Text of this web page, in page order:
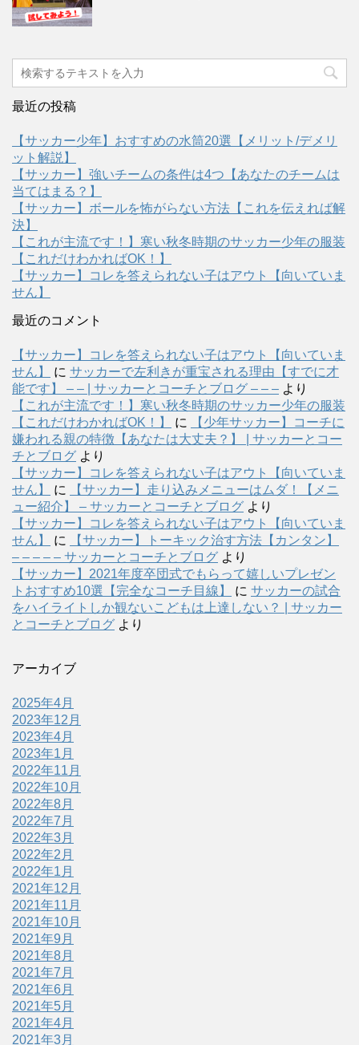
最近の投稿
【サッカー少年】おすすめの水筒20選【メリット/デメリ
ット解説】
【サッカー】強いチームの条件は4つ【あなたのチームは
当てはまる？】
【サッカー】ボールを怖がらない方法【これを伝えれば解
決】
【これが主流です！】寒い秋冬時期のサッカー少年の服装
【これだけわかればOK！】
【サッカー】コレを答えられない子はアウト【向いていま
せん】
最近のコメント
【サッカー】コレを答えられない子はアウト【向いていま
せん】
に サッカーで左利きが重宝される理由【すでに才
能です】 – – | サッカーとコーチとブログ – – – より
【これが主流です！】寒い秋冬時期のサッカー少年の服装
【これだけわかればOK！】
に
【少年サッカー】コーチに
嫌われる親の特徴【あなたは大丈夫？】 | サッカーとコー
チとブログ より
【サッカー】コレを答えられない子はアウト【向いていま
せん】
に
【サッカー】走り込みメニューはムダ！【メニ
ュー紹介】 – サッカーとコーチとブログ より
【サッカー】コレを答えられない子はアウト【向いていま
せん】
に
【サッカー】トーキック治す方法【カンタン】
– – – – – サッカーとコーチとブログ より
【サッカー】2021年度卒団式でもらって嬉しいプレゼン
トおすすめ10選【完全なコーチ目線】
に サッカーの試合
をハイライトしか観ないこどもは上達しない？ | サッカー
とコーチとブログ より
アーカイブ
2025年4月
2023年12月
2023年4月
2023年1月
2022年11月
2022年10月
2022年8月
2022年7月
2022年3月
2022年2月
2022年1月
2021年12月
2021年11月
2021年10月
2021年9月
2021年8月
2021年7月
2021年6月
2021年5月
2021年4月
2021年3月